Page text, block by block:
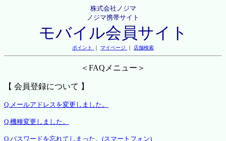
株式会社ノジマ
ノジマ携帯サイト
モバイル会員サイト
ポイント ｜ マイページ ｜ 店舗検索
＜FAQメニュー＞
【 会員登録について 】
Q.メールアドレスを変更しました。
Q.機種変更しました。
Q.パスワードを忘れてしまった。(スマートフォン)